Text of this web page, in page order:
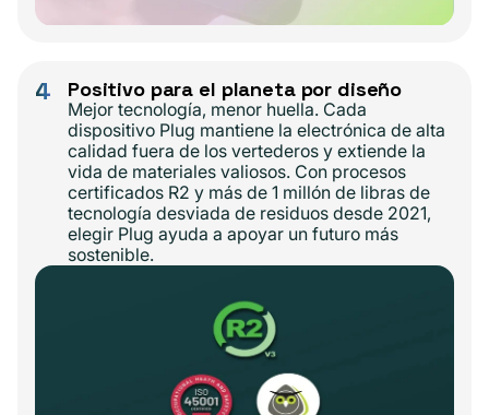
4 Positivo para el planeta por diseño
Mejor tecnología, menor huella. Cada
dispositivo Plug mantiene la electrónica de alta
calidad fuera de los vertederos y extiende la
vida de materiales valiosos. Con procesos
certificados R2 y más de 1 millón de libras de
tecnología desviada de residuos desde 2021,
elegir Plug ayuda a apoyar un futuro más
sostenible.